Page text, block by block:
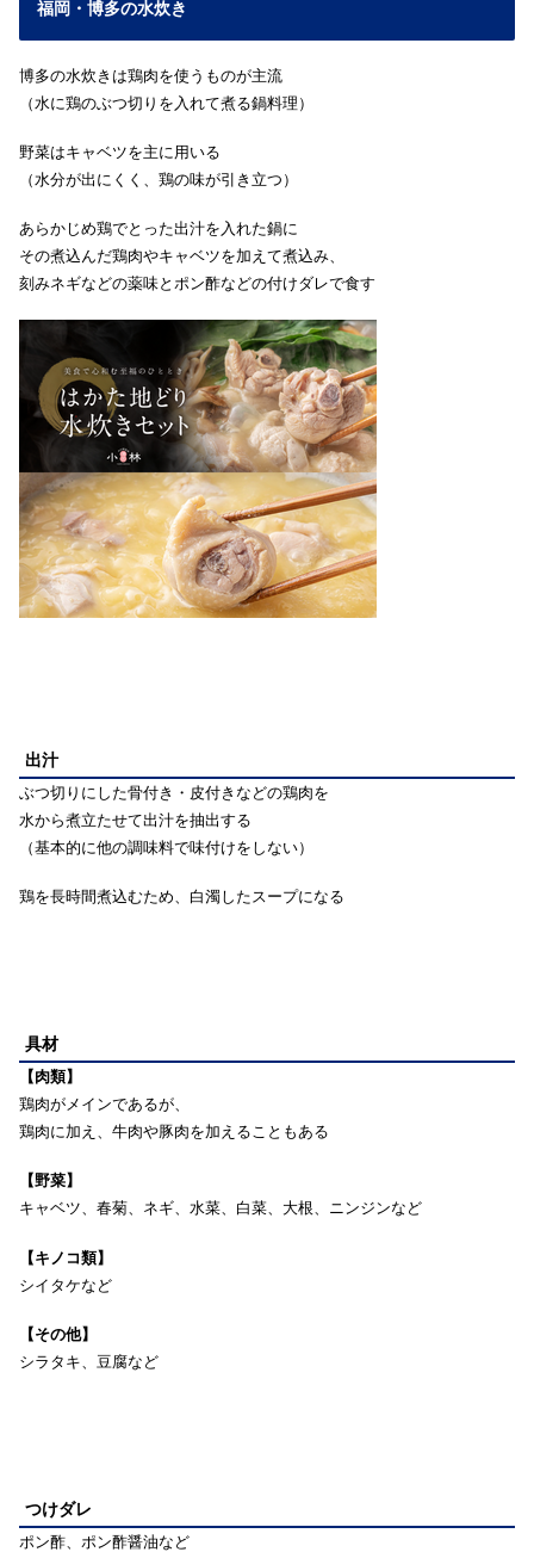
福岡・博多の水炊き
博多の水炊きは鶏肉を使うものが主流
（水に鶏のぶつ切りを入れて煮る鍋料理）
野菜はキャベツを主に用いる
（水分が出にくく、鶏の味が引き立つ）
あらかじめ鶏でとった出汁を入れた鍋に
その煮込んだ鶏肉やキャベツを加えて煮込み、
刻みネギなどの薬味とポン酢などの付けダレで食す
出汁
ぶつ切りにした骨付き・皮付きなどの鶏肉を
水から煮立たせて出汁を抽出する
（基本的に他の調味料で味付けをしない）
鶏を長時間煮込むため、白濁したスープになる
具材
【肉類】
鶏肉がメインであるが、
鶏肉に加え、牛肉や豚肉を加えることもある
【野菜】
キャベツ、春菊、ネギ、水菜、白菜、大根、ニンジンなど
【キノコ類】
シイタケなど
【その他】
シラタキ、豆腐など
つけダレ
ポン酢、ポン酢醤油など